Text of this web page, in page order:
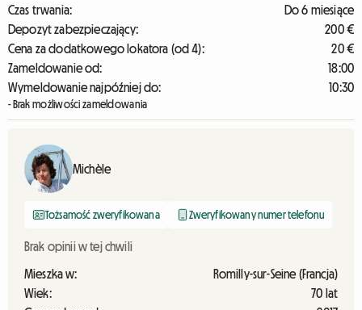
Czas trwania:
Do 6 miesiące
Depozyt zabezpieczający:
200 €
Cena za dodatkowego lokatora (od 4):
20 €
Zameldowanie od:
18:00
Wymeldowanie najpóźniej do:
10:30
- Brak możliwości zameldowania
Michèle
Tożsamość zweryfikowana Zweryfikowany numer telefonu
Brak opinii w tej chwili
Mieszka w:
Romilly-sur-Seine (Francja)
Wiek:
70 lat